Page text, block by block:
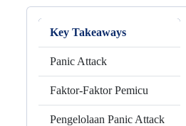
Key Takeaways
Panic Attack
Faktor-Faktor Pemicu
Pengelolaan Panic Attack